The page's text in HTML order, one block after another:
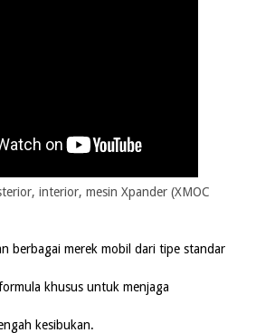
interior, mesin Xpander (XMOC
berbagai merek mobil dari tipe standar
khusus untuk menjaga
kesibukan.